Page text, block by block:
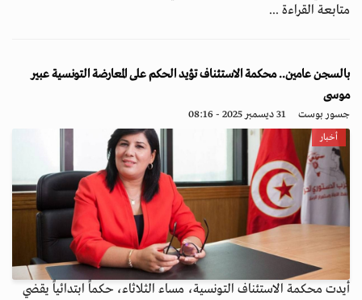
متابعة القراءة ...
بالسجن عامين.. محكمة الاستئناف تؤيد الحكم على المعارضة التونسية عبير
موسى
جسور بوست 31 ديسمبر 2025 - 08:16
أخبار
أيدت محكمة الاستئناف التونسية، مساء الثلاثاء، حكماً ابتدائياً يقضي